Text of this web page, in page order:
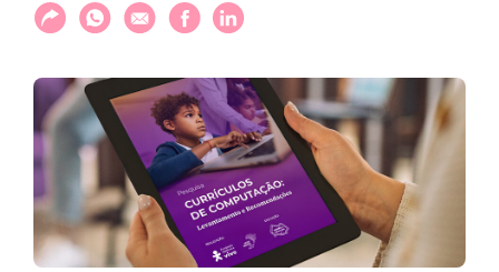
Compartilhar
Compartilhar via WhatsApp
Compartilhar via E-mail
Compartilhar via Facebook
Compartilhar via LinkedIn